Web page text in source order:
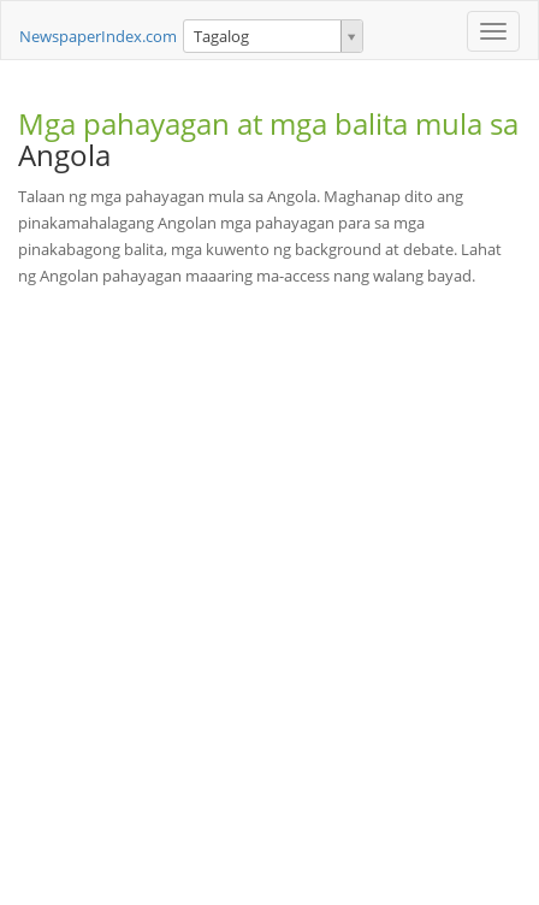
Toggle
NewspaperIndex.com Tagalog
Mga pahayagan at mga balita mula sa
Angola
Talaan ng mga pahayagan mula sa Angola. Maghanap dito ang
pinakamahalagang Angolan mga pahayagan para sa mga
pinakabagong balita, mga kuwento ng background at debate. Lahat
ng Angolan pahayagan maaaring ma-access nang walang bayad.